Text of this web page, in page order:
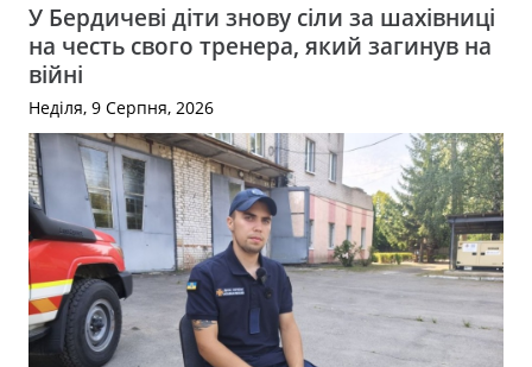
У Бердичеві діти знову сіли за шахівниці
на честь свого тренера, який загинув на
війні
Неділя, 9 Серпня, 2026